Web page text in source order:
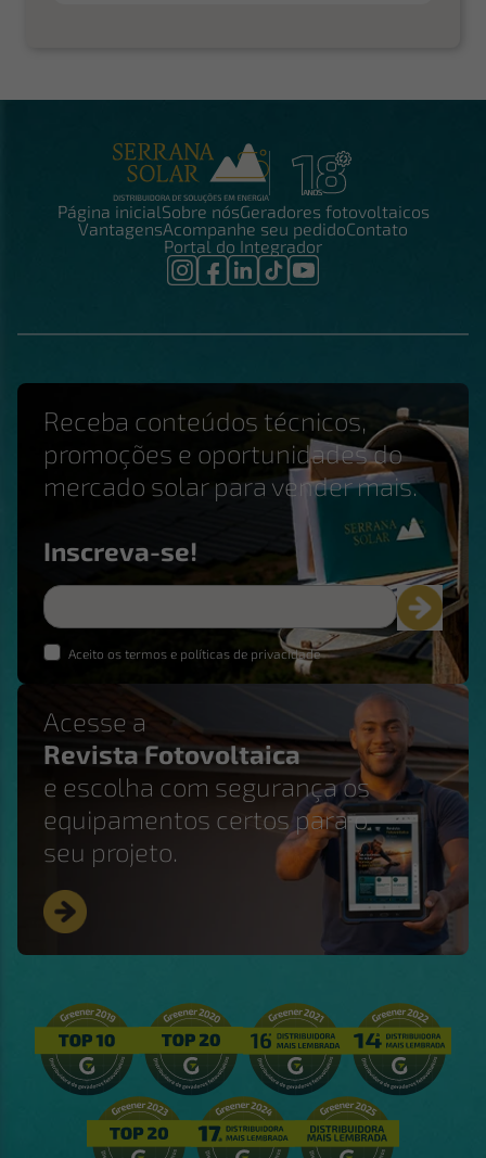
Página inicialSobre nósGeradores fotovoltaicos
VantagensAcompanhe seu pedidoContato
Portal do Integrador
Receba conteúdos técnicos,
promoções e oportunidades do
mercado solar para vender mais.
Inscreva-se!
Aceito os termos e políticas de privacidade
Acesse a
Revista Fotovoltaica
e escolha com segurança os
equipamentos certos para o
seu projeto.